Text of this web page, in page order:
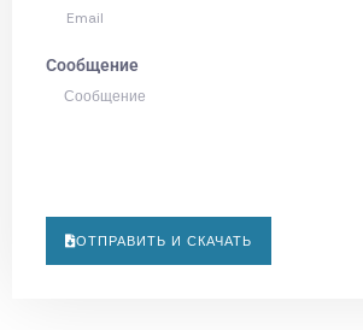
Сообщение
ОТПРАВИТЬ И СКАЧАТЬ